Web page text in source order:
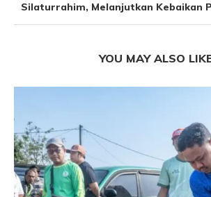
Silaturrahim, Melanjutkan Kebaikan
YOU MAY ALSO